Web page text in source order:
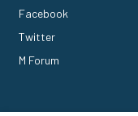
Facebook
Twitter
M Forum